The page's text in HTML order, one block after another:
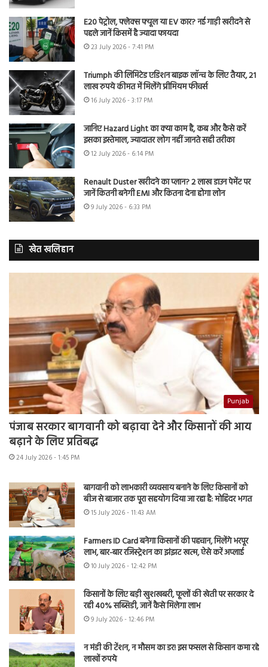
E20 पेट्रोल, फ्लेक्स फ्यूल या EV कार? नई गाड़ी खरीदने से
पहले जानें किसमें है ज्यादा फायदा
23 July 2026 - 7:41 PM
Triumph की लिमिटेड एडिशन बाइक लॉन्च के लिए तैयार, 21
लाख रुपये कीमत में मिलेंगे प्रीमियम फीचर्स
16 July 2026 - 3:17 PM
जानिए Hazard Light का क्या काम है, कब और कैसे करें
इसका इस्तेमाल, ज्यादातर लोग नहीं जानते सही तरीका
12 July 2026 - 6:14 PM
Renault Duster खरीदने का प्लान? 2 लाख डाउन पेमेंट पर
जानें कितनी बनेगी EMI और कितना देना होगा लोन
9 July 2026 - 6:33 PM
खेत खलिहान
Punjab
पंजाब सरकार बागवानी को बढ़ावा देने और किसानों की आय
बढ़ाने के लिए प्रतिबद्ध
24 July 2026 - 1:45 PM
बागवानी को लाभकारी व्यवसाय बनाने के लिए किसानों को
बीज से बाजार तक पूरा सहयोग दिया जा रहा है: मोहिंदर भगत
15 July 2026 - 11:43 AM
Farmers ID Card बनेगा किसानों की पहचान, मिलेंगे भरपूर
लाभ, बार-बार रजिस्ट्रेशन का झंझट खत्म, ऐसे करें अप्लाई
10 July 2026 - 12:42 PM
किसानों के लिए बड़ी खुशखबरी, फूलों की खेती पर सरकार दे
रही 40% सब्सिडी, जानें कैसे मिलेगा लाभ
9 July 2026 - 12:46 PM
न मंडी की टेंशन, न मौसम का डर! इस फसल से किसान कमा रहे
लाखों रुपये